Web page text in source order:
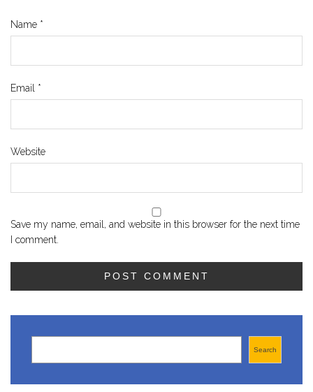
Name *
Email *
Website
Save my name, email, and website in this browser for the next time
I comment.
Search